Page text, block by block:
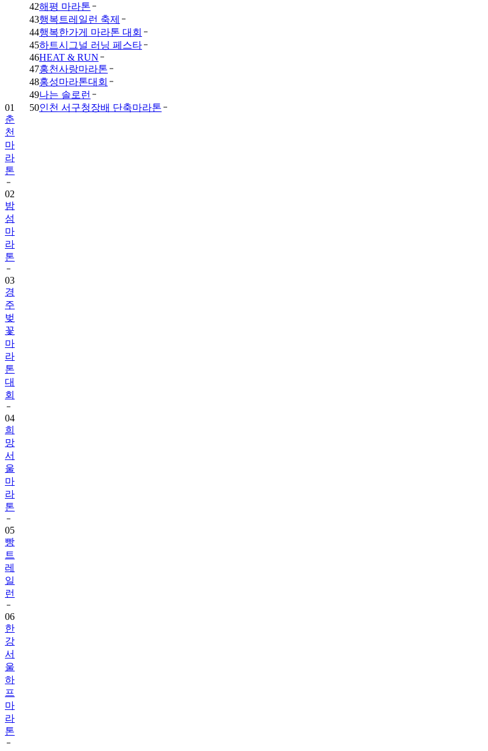
42해평 마라톤
43행복트레일런 축제
44행복한가게 마라톤 대회
45하트시그널 러닝 페스타
46HEAT & RUN
47홍천사랑마라톤
48홍성마라톤대회
49나는 솔로런
50인천 서구청장배 단축마라톤
천
마
라
톤
02
밤
섬
마
라
톤
03
경
주
벚
꽃
마
라
톤
대
회
04
희
망
서
울
마
라
톤
05
빵
트
레
일
런
06
한
강
서
울
하
프
마
라
톤
07
WORLD